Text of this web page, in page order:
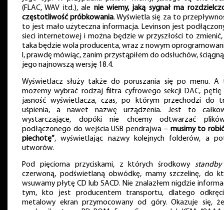
(FLAC, WAV itd.), ale nie wiemy, jaką sygnał ma
częstotliwość próbkowania. Wyświetla się za to
to jest mało użyteczna informacja. Levinson jest
sieci internetowej i można będzie w przyszłości to zmienić,
taka będzie wola producenta, wraz z nowym
I, prawdę mówiąc, zanim przystąpiłem do odsłuchów,
jego najnowszą wersję 18.4.
Wyświetlacz służy także do poruszania się po menu. A
możemy wybrać rodzaj filtra cyfrowego sekcji DAC, pętlę
jasność wyświetlacza, czas, po którym przechodzi do
uśpienia, a nawet nazwę urządzenia. Jest to
wystarczające, dopóki nie chcemy odtwarzać
podłączonego do wejścia USB pendrajwa – musimy to
piechotę”, wyświetlając nazwy kolejnych folderów, a
utworów.
Pod pięcioma przyciskami, z których środkowy standby
czerwoną, podświetlaną obwódkę, mamy szczelinę, do
wsuwamy płytę CD lub SACD. Nie znalazłem nigdzie
tym, kto jest producentem transportu, dlatego
metalowy ekran przymocowany od góry. Okazuje się,